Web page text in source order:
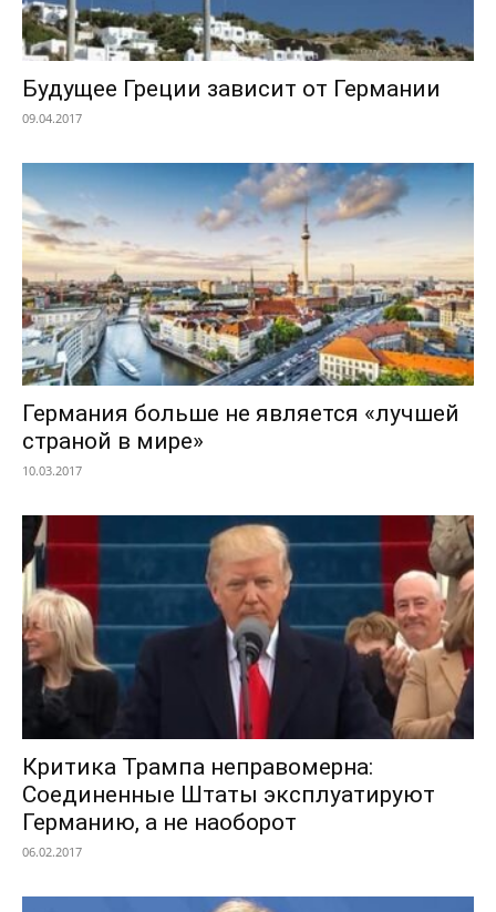
Будущее Греции зависит от Германии
09.04.2017
Германия больше не является «лучшей
страной в мире»
10.03.2017
Критика Трампа неправомерна:
Соединенные Штаты эксплуатируют
Германию, а не наоборот
06.02.2017